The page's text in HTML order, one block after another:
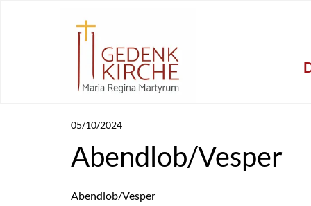
05/10/2024
Abendlob/Vesper
Abendlob/Vesper